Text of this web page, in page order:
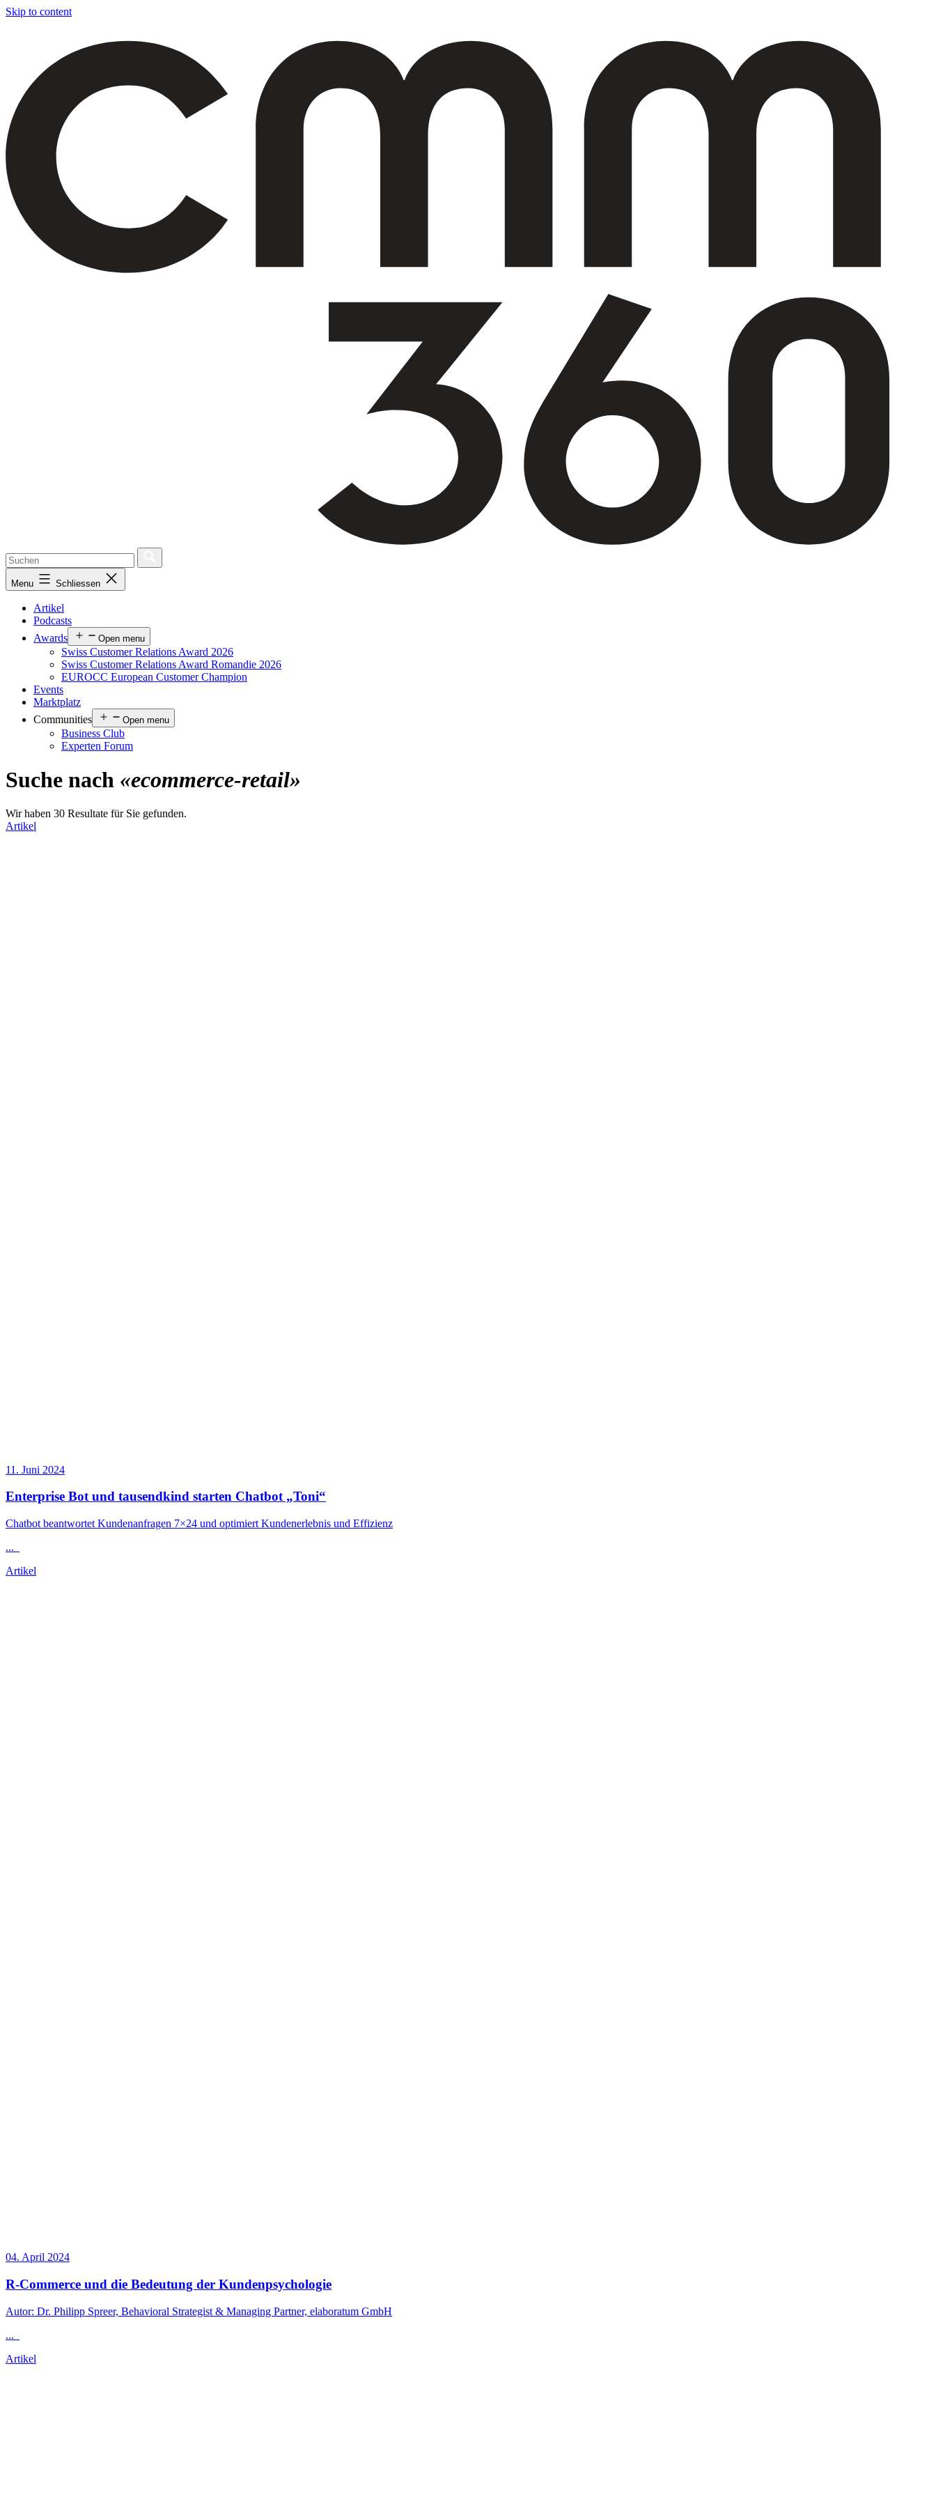
Skip to content
Menu Schliessen
Artikel
Podcasts
Awards
Open menu
Swiss Customer Relations Award 2026
Swiss Customer Relations Award Romandie 2026
EUROCC European Customer Champion
Events
Marktplatz
Communities
Open menu
Business Club
Experten Forum
Suche nach «ecommerce-retail»
Wir haben 30 Resultate für Sie gefunden.
Artikel
11. Juni 2024
Enterprise Bot und tausendkind starten Chatbot „Toni“
Chatbot beantwortet Kundenanfragen 7×24 und optimiert Kundenerlebnis und Effizienz
...
Artikel
04. April 2024
R-Commerce und die Bedeutung der Kundenpsychologie
Autor: Dr. Philipp Spreer, Behavioral Strategist & Managing Partner, elaboratum GmbH
...
Artikel